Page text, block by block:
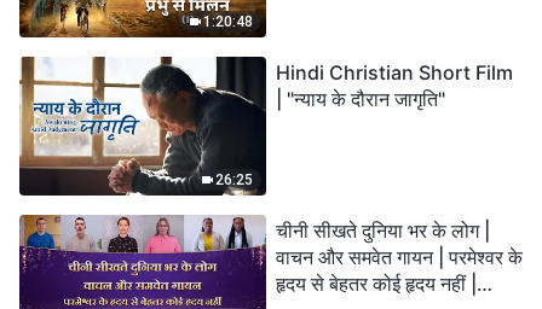
1:20:48
26:25
Hindi Christian Short Film
| "न्याय के दौरान जागृति"
चीनी सीखते दुनिया भर के लोग |
वाचन और समवेत गायन | परमेश्वर के
हृदय से बेहतर कोई हृदय नहीं |